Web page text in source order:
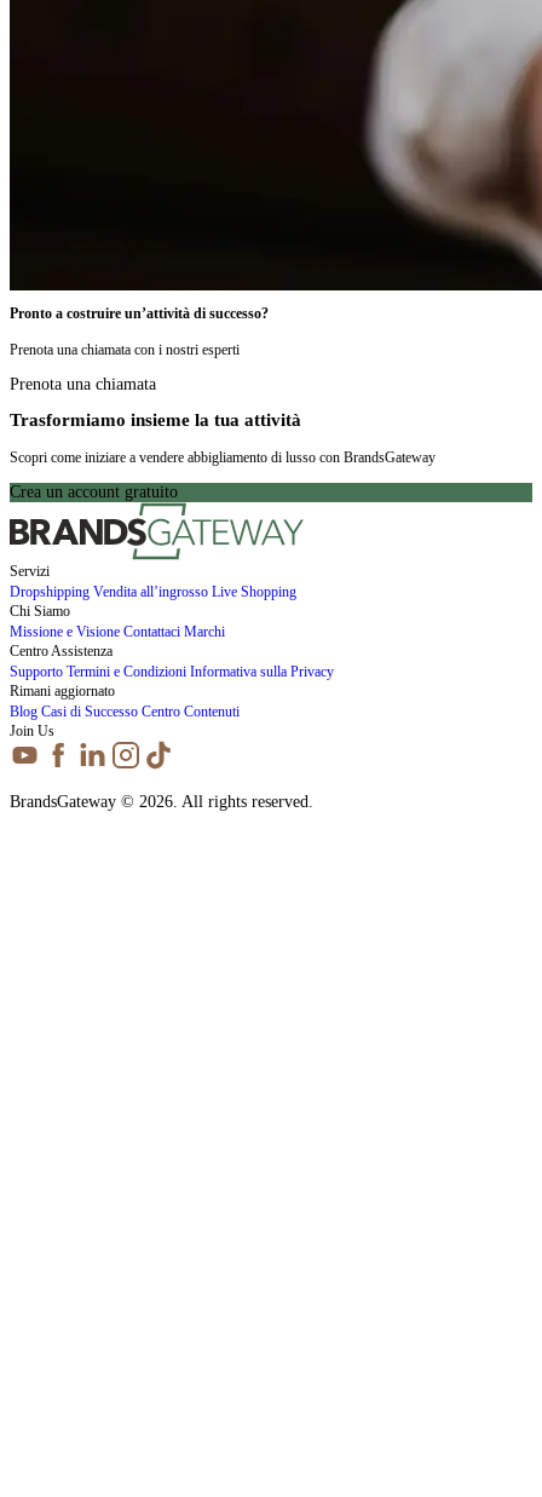
Pronto a costruire un’attività di successo?
Prenota una chiamata con i nostri esperti
Prenota una chiamata
Trasformiamo insieme la tua attività
Scopri come iniziare a vendere abbigliamento di lusso con BrandsGateway
Crea un account gratuito
Servizi
Dropshipping Vendita all’ingrosso Live Shopping
Chi Siamo
Missione e Visione Contattaci Marchi
Centro Assistenza
Supporto Termini e Condizioni Informativa sulla Privacy
Rimani aggiornato
Blog Casi di Successo Centro Contenuti
Join Us
BrandsGateway © 2026. All rights reserved.